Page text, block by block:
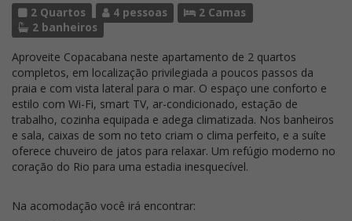
2 Quartos 4 pessoas
2 Camas
2 banheiros
Aproveite Copacabana neste apartamento de 2 quartos
completos, em localização privilegiada a poucos passos da
praia e com vista lateral para o mar. O espaço une conforto e
estilo com Wi-Fi, smart TV, ar-condicionado, estação de
trabalho, cozinha equipada e adega climatizada. Nos banheiros
e sala, caixas de som no teto criam o clima perfeito, e a suíte
oferece chuveiro de jatos para relaxar. Um refúgio moderno no
coração do Rio para uma estadia inesquecível.
Na acomodação você irá encontrar: